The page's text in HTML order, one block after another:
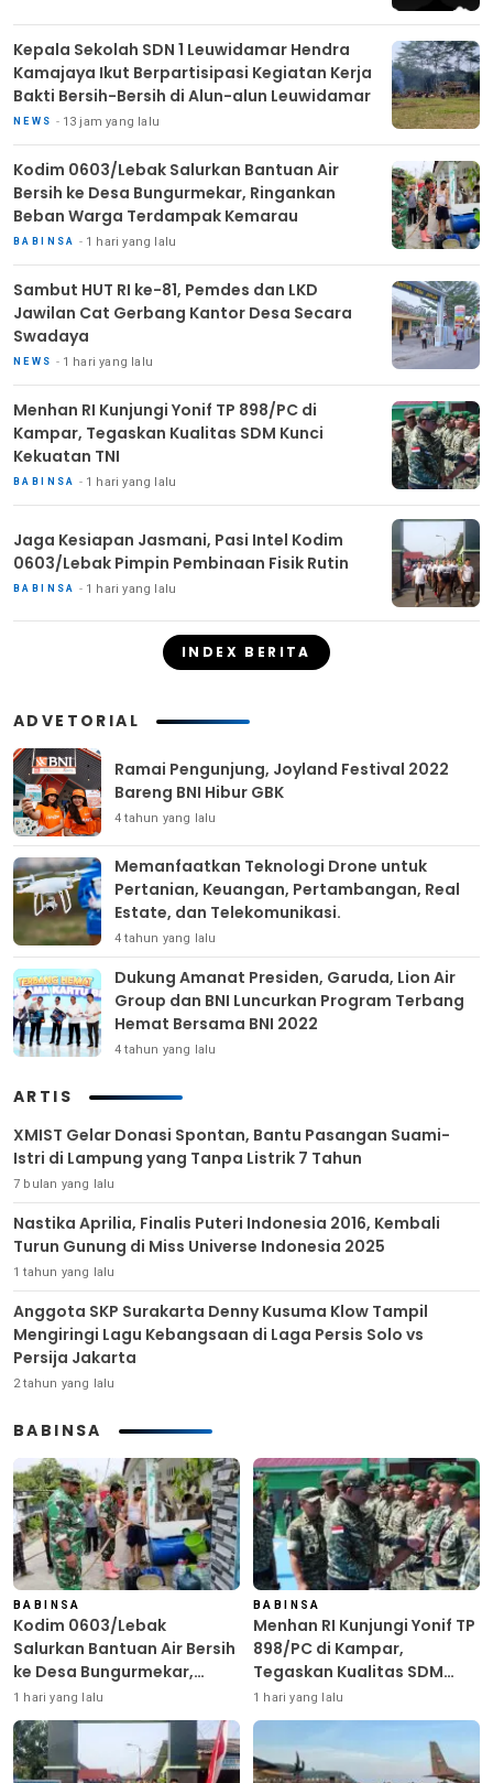
Kepala Sekolah SDN 1 Leuwidamar Hendra
Kamajaya Ikut Berpartisipasi Kegiatan Kerja
Bakti Bersih-Bersih di Alun-alun Leuwidamar
NEWS 13 jam yang lalu
Kodim 0603/Lebak Salurkan Bantuan Air
Bersih ke Desa Bungurmekar, Ringankan
Beban Warga Terdampak Kemarau
BABINSA 1 hari yang lalu
Sambut HUT RI ke-81, Pemdes dan LKD
Jawilan Cat Gerbang Kantor Desa Secara
Swadaya
NEWS 1 hari yang lalu
Menhan RI Kunjungi Yonif TP 898/PC di
Kampar, Tegaskan Kualitas SDM Kunci
Kekuatan TNI
BABINSA 1 hari yang lalu
Jaga Kesiapan Jasmani, Pasi Intel Kodim
0603/Lebak Pimpin Pembinaan Fisik Rutin
BABINSA 1 hari yang lalu
INDEX BERITA
ADVETORIAL
Ramai Pengunjung, Joyland Festival 2022
Bareng BNI Hibur GBK
4 tahun yang lalu
Memanfaatkan Teknologi Drone untuk
Pertanian, Keuangan, Pertambangan, Real
Estate, dan Telekomunikasi.
4 tahun yang lalu
Dukung Amanat Presiden, Garuda, Lion Air
Group dan BNI Luncurkan Program Terbang
Hemat Bersama BNI 2022
4 tahun yang lalu
ARTIS
XMIST Gelar Donasi Spontan, Bantu Pasangan Suami-
Istri di Lampung yang Tanpa Listrik 7 Tahun
7 bulan yang lalu
Nastika Aprilia, Finalis Puteri Indonesia 2016, Kembali
Turun Gunung di Miss Universe Indonesia 2025
1 tahun yang lalu
Anggota SKP Surakarta Denny Kusuma Klow Tampil
Mengiringi Lagu Kebangsaan di Laga Persis Solo vs
Persija Jakarta
2 tahun yang lalu
BABINSA
BABINSA
Kodim 0603/Lebak
Salurkan Bantuan Air Bersih
ke Desa Bungurmekar,
Ringankan Beban Warga
Terdampak Kemarau
1 hari yang lalu
BABINSA
Menhan RI Kunjungi Yonif TP
898/PC di Kampar,
Tegaskan Kualitas SDM
Kunci Kekuatan TNI
1 hari yang lalu